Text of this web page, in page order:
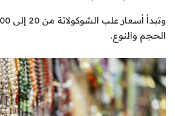
الحجم والنوع.